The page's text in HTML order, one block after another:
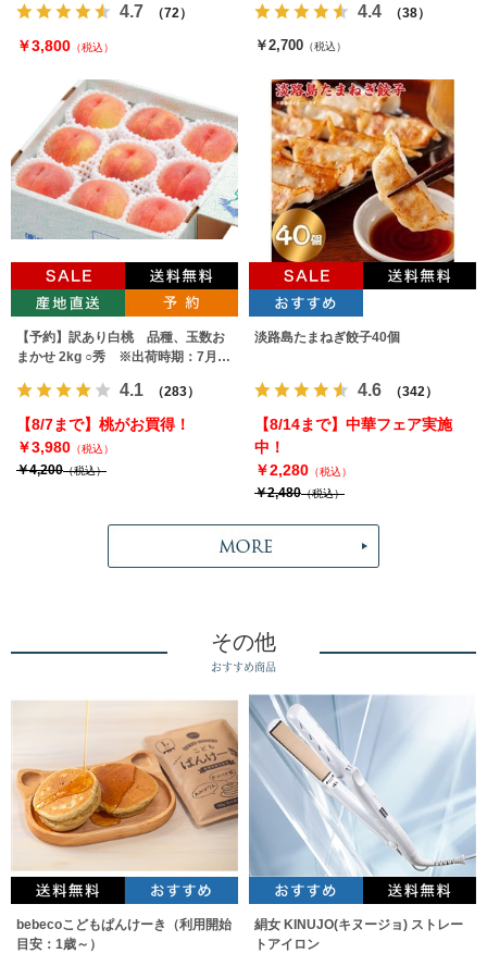
4.7 （72）
￥3,800 （税込）
4.4 （38）
￥2,700 （税込）
【予約】訳あり白桃 品種、玉数お
まかせ 2kg ○秀 ※出荷時期：7月下
4.1 （283）
【8/7まで】桃がお買得！
￥3,980 （税込）
￥4,200（税込）
淡路島たまねぎ餃子40個
4.6 （342）
【8/14まで】中華フェア実施
中！
￥2,280 （税込）
￥2,480（税込）
その他
おすすめ商品
bebecoこどもぱんけーき（利用開始
目安：1歳～）
絹女 KINUJO(キヌージョ) ストレー
トアイロン